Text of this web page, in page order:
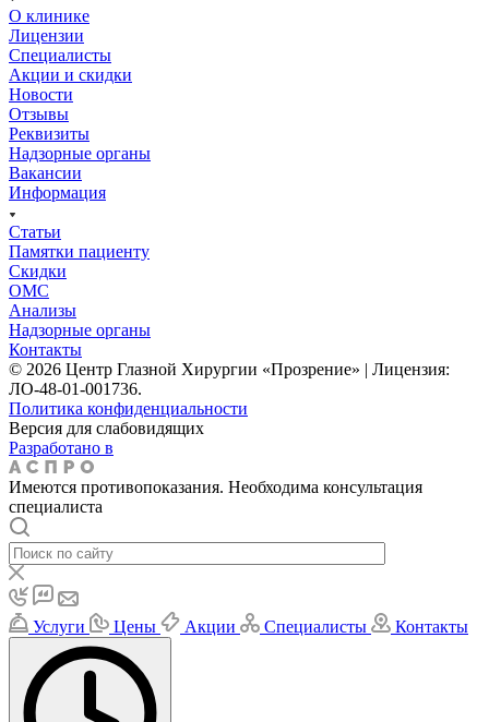
О клинике
Лицензии
Специалисты
Акции и скидки
Новости
Отзывы
Реквизиты
Надзорные органы
Вакансии
Информация
Статьи
Памятки пациенту
Скидки
ОМС
Анализы
Надзорные органы
Контакты
© 2026 Центр Глазной Хирургии «Прозрение» | Лицензия:
ЛО-48-01-001736.
Политика конфиденциальности
Версия для слабовидящих
Разработано в
Имеются противопоказания. Необходима консультация
специалиста
Услуги Цены Акции Специалисты Контакты